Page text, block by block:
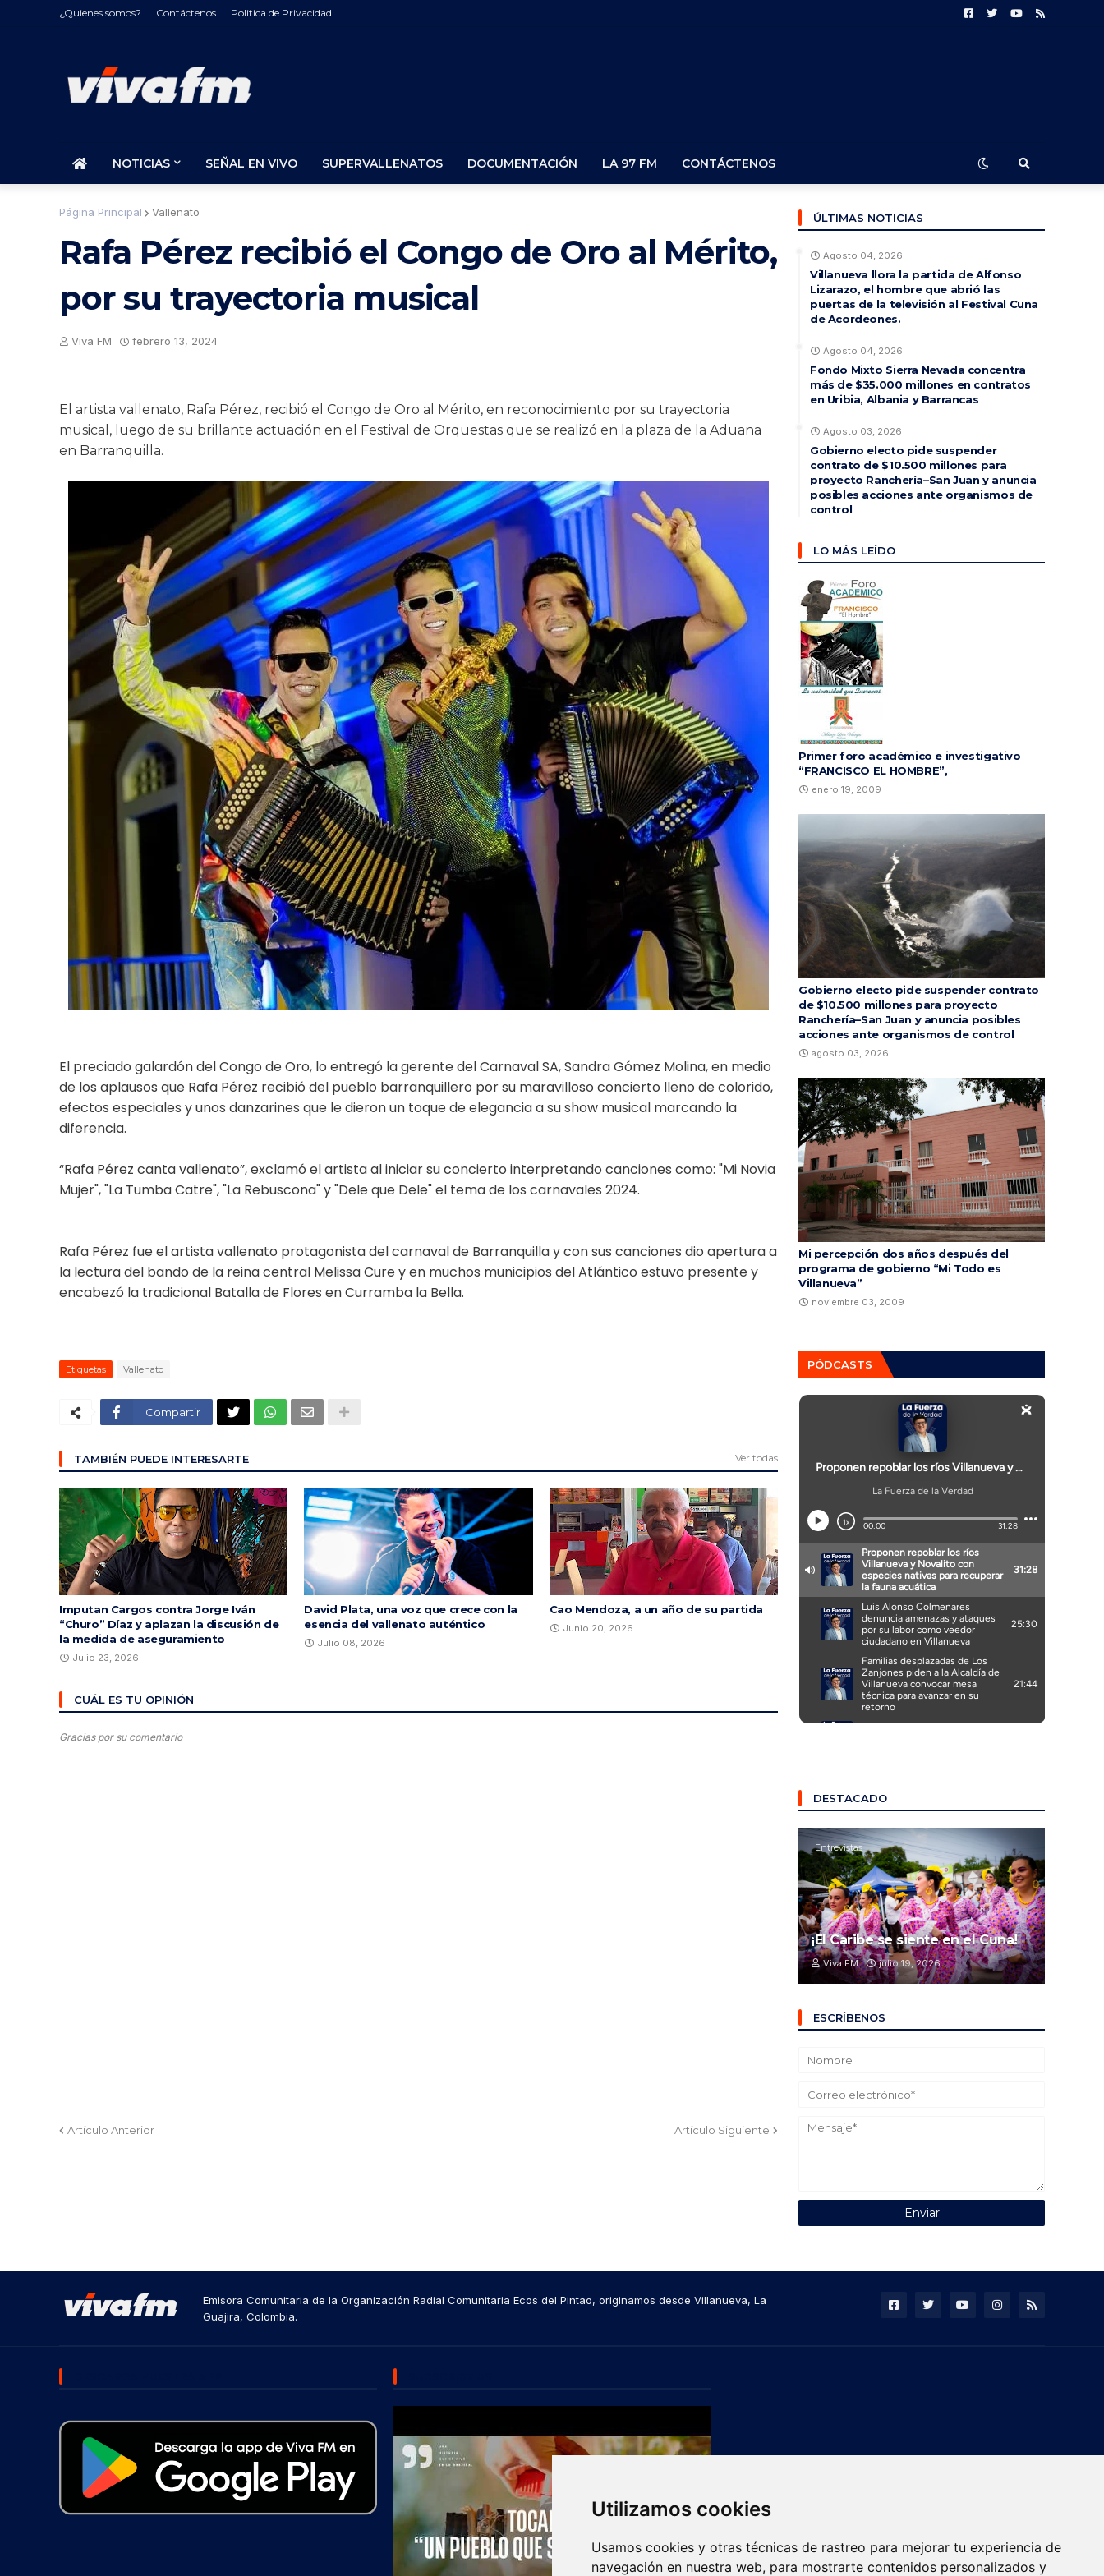
Utilizamos cookies
Usamos cookies y otras técnicas de rastreo para mejorar tu experiencia de
navegación en nuestra web, para mostrarte contenidos personalizados y
¿Quienes somos? Contáctenos Politica de Privacidad
NOTICIAS SEÑAL EN VIVO SUPERVALLENATOS DOCUMENTACIÓN LA 97 FM CONTÁCTENOS
Página Principal Vallenato
Rafa Pérez recibió el Congo de Oro al Mérito,
por su trayectoria musical
Viva FM febrero 13, 2024
El artista vallenato, Rafa Pérez, recibió el Congo de Oro al Mérito, en reconocimiento por su trayectoria
musical, luego de su brillante actuación en el Festival de Orquestas que se realizó en la plaza de la Aduana
en Barranquilla.
El preciado galardón del Congo de Oro, lo entregó la gerente del Carnaval SA, Sandra Gómez Molina, en medio
de los aplausos que Rafa Pérez recibió del pueblo barranquillero por su maravilloso concierto lleno de colorido,
efectos especiales y unos danzarines que le dieron un toque de elegancia a su show musical marcando la
diferencia.
“Rafa Pérez canta vallenato”, exclamó el artista al iniciar su concierto interpretando canciones como: "Mi Novia
Mujer", "La Tumba Catre", "La Rebuscona" y "Dele que Dele" el tema de los carnavales 2024.
Rafa Pérez fue el artista vallenato protagonista del carnaval de Barranquilla y con sus canciones dio apertura a
la lectura del bando de la reina central Melissa Cure y en muchos municipios del Atlántico estuvo presente y
encabezó la tradicional Batalla de Flores en Curramba la Bella.
Etiquetas Vallenato
Compartir
TAMBIÉN PUEDE INTERESARTE Ver todas
Imputan Cargos contra Jorge Iván
“Churo” Díaz y aplazan la discusión de
la medida de aseguramiento
Julio 23, 2026
David Plata, una voz que crece con la
esencia del vallenato auténtico
Julio 08, 2026
Cao Mendoza, a un año de su partida
Junio 20, 2026
CUÁL ES TU OPINIÓN
Gracias por su comentario
Artículo Anterior Artículo Siguiente
ÚLTIMAS NOTICIAS
Agosto 04, 2026
Villanueva llora la partida de Alfonso
Lizarazo, el hombre que abrió las
puertas de la televisión al Festival Cuna
de Acordeones.
Agosto 04, 2026
Fondo Mixto Sierra Nevada concentra
más de $35.000 millones en contratos
en Uribia, Albania y Barrancas
Agosto 03, 2026
Gobierno electo pide suspender
contrato de $10.500 millones para
proyecto Ranchería–San Juan y anuncia
posibles acciones ante organismos de
control
LO MÁS LEÍDO
Primer foro académico e investigativo
“FRANCISCO EL HOMBRE”,
enero 19, 2009
Gobierno electo pide suspender contrato
de $10.500 millones para proyecto
Ranchería–San Juan y anuncia posibles
acciones ante organismos de control
agosto 03, 2026
Mi percepción dos años después del
programa de gobierno “Mi Todo es
Villanueva”
noviembre 03, 2009
PÓDCASTS
DESTACADO
Entrevistas
¡El Caribe se siente en el Cuna!
Viva FM julio 19, 2026
ESCRÍBENOS
Emisora Comunitaria de la Organización Radial Comunitaria Ecos del Pintao, originamos desde Villanueva, La
Guajira, Colombia.